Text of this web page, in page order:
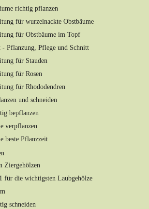
richtig pflanzen
für wurzelnackte Obstbäume
für Obstbäume im Topf
- Pflanzung, Pflege und Schnitt
für Stauden
für Rosen
für Rhododendren
und schneiden
bepflanzen
verpflanzen
beste Pflanzzeit
Ziergehölzen
für die wichtigsten Laubgehölze
schneiden